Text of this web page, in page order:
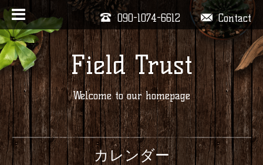
Contact
090-1074-6612
Field Trust
Welcome to our homepage
カレンダー